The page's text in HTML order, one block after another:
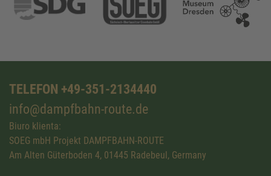
TELEFON +49-351-2134440
info@dampfbahn-route.de
Biuro klienta:
SOEG mbH Projekt DAMPFBAHN-ROUTE
Am Alten Güterboden 4, 01445 Radebeul, Germany